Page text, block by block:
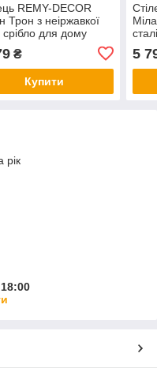
REMY-DECOR
Трон з неіржавкої
срібло для дому
виробника
₴
Купити
5
рік